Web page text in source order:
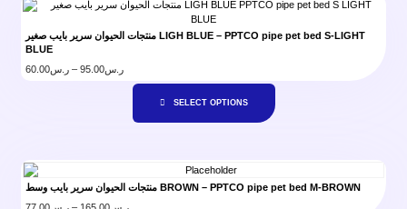
منتجات الحيوان سرير بايب صغير LIGH BLUE – PPTCO pipe pet bed S-LIGHT
BLUE
ر.س60.00 – ر.س95.00
SELECT OPTIONS
منتجات الحيوان سرير بايب وسط BROWN – PPTCO pipe pet bed M-BROWN